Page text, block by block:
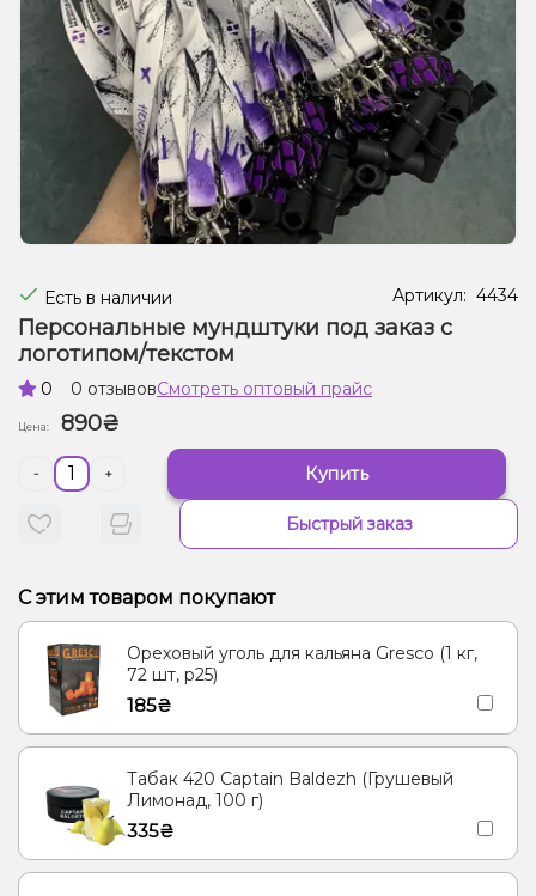
Жидкости для электронных сигарет
Подарочные наборы
Есть в наличии Артикул: 4434
Персональные мундштуки под заказ с
логотипом/текстом
0 0 отзывовСмотреть оптовый прайс
Цена: 890₴
- + Купить
Быстрый заказ
С этим товаром покупают
Ореховый уголь для кальяна Gresco (1 кг,
72 шт, р25)
185₴
Табак 420 Captain Baldezh (Грушевый
Лимонад, 100 г)
335₴